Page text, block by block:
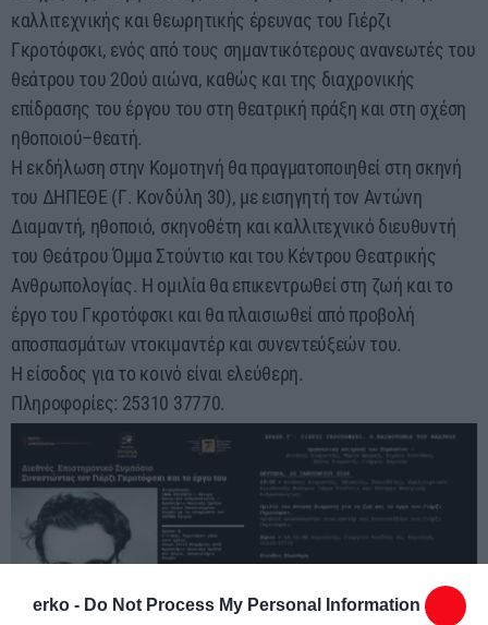
erko - Do Not Process My Personal Information
καλλιτεχνικής και θεωρητικής έρευνας του Γιέρζι
Γκροτόφσκι, ενός από τους σημαντικότερους ανανεωτές του
θεάτρου του 20ού αιώνα, καθώς και της διαχρονικής
επίδρασης του έργου του στη θεατρική πράξη και στη σχέση
ηθοποιού–θεατή.
Η εκδήλωση στην Κομοτηνή θα πραγματοποιηθεί στη σκηνή
του ΔΗΠΕΘΕ (Γ. Κονδύλη 30), με εισηγητή τον Αντώνη
Διαμαντή, ηθοποιό, σκηνοθέτη και καλλιτεχνικό διευθυντή
του Θεάτρου Όμμα Στούντιο και του Κέντρου Θεατρικής
Ανθρωπολογίας. Η ομιλία θα επικεντρωθεί στη ζωή και το
έργο του Γκροτόφσκι και θα πλαισιωθεί από προβολή
αποσπασμάτων ντοκιμαντέρ και συνεντεύξεών του.
Η είσοδος για το κοινό είναι ελεύθερη.
Πληροφορίες: 25310 37770.